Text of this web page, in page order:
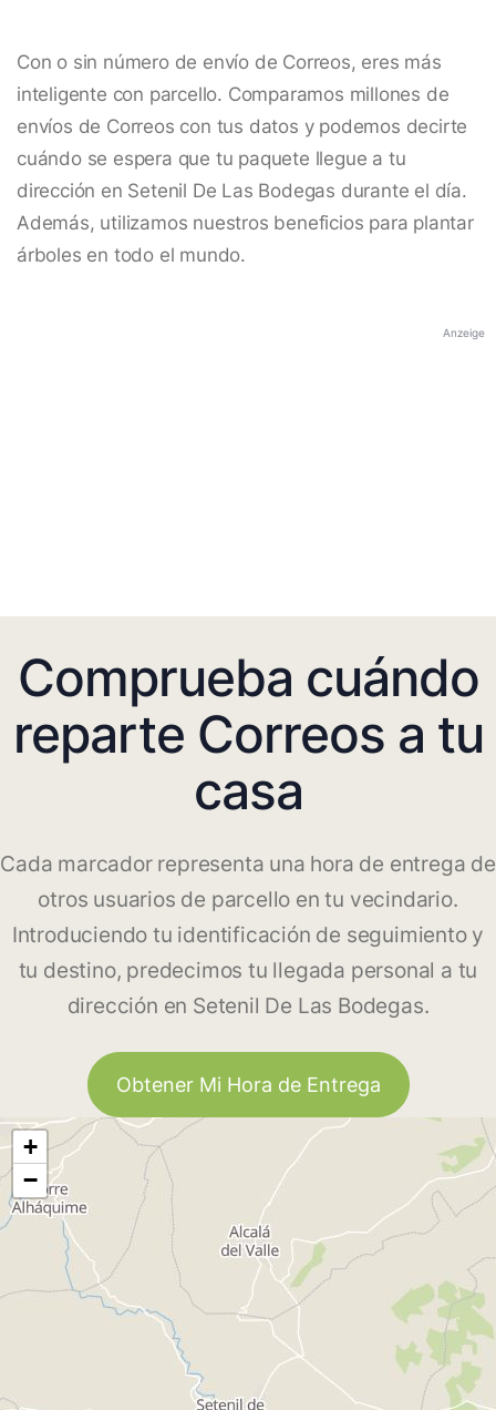
Con o sin número de envío de Correos, eres más
inteligente con parcello. Comparamos millones de
envíos de Correos con tus datos y podemos decirte
cuándo se espera que tu paquete llegue a tu
dirección en Setenil De Las Bodegas durante el día.
Además, utilizamos nuestros beneficios para plantar
árboles en todo el mundo.
Anzeige
Comprueba cuándo
reparte Correos a tu
casa
Cada marcador representa una hora de entrega de
otros usuarios de parcello en tu vecindario.
Introduciendo tu identificación de seguimiento y
tu destino, predecimos tu llegada personal a tu
dirección en Setenil De Las Bodegas.
Obtener Mi Hora de Entrega
+
−